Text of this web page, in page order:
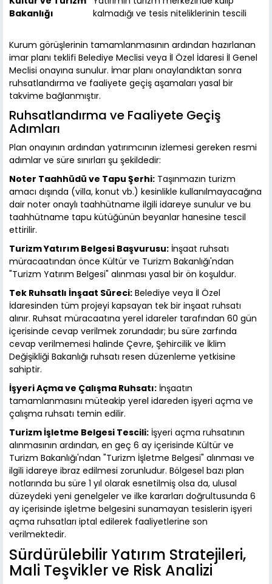
Bakanlığı
kalmadığı ve tesis niteliklerinin tescili
Kurum görüşlerinin tamamlanmasının ardından hazırlanan
imar planı teklifi Belediye Meclisi veya İl Özel İdaresi İl Genel
Meclisi onayına sunulur. İmar planı onaylandıktan sonra
ruhsatlandırma ve faaliyete geçiş aşamaları yasal bir
takvime bağlanmıştır.
Ruhsatlandırma ve Faaliyete Geçiş
Adımları
Plan onayının ardından yatırımcının izlemesi gereken resmi
adımlar ve süre sınırları şu şekildedir:
Noter Taahhüdü ve Tapu Şerhi: Taşınmazın turizm
amacı dışında (villa, konut vb.) kesinlikle kullanılmayacağına
dair noter onaylı taahhütname ilgili idareye sunulur ve bu
taahhütname tapu kütüğünün beyanlar hanesine tescil
ettirilir.
Turizm Yatırım Belgesi Başvurusu: İnşaat ruhsatı
müracaatından önce Kültür ve Turizm Bakanlığı'ndan
"Turizm Yatırım Belgesi" alınması yasal bir ön koşuldur.
Tek Ruhsatlı İnşaat Süreci: Belediye veya İl Özel
İdaresinden tüm projeyi kapsayan tek bir inşaat ruhsatı
alınır. Ruhsat müracaatına yerel idareler tarafından 60 gün
içerisinde cevap verilmek zorundadır; bu süre zarfında
cevap verilmemesi halinde Çevre, Şehircilik ve İklim
Değişikliği Bakanlığı ruhsatı resen düzenleme yetkisine
sahiptir.
İşyeri Açma ve Çalışma Ruhsatı: İnşaatın
tamamlanmasını müteakip yerel idareden işyeri açma ve
çalışma ruhsatı temin edilir.
Turizm İşletme Belgesi Tescili: İşyeri açma ruhsatının
alınmasının ardından, en geç 6 ay içerisinde Kültür ve
Turizm Bakanlığı'ndan "Turizm İşletme Belgesi" alınması ve
ilgili idareye ibraz edilmesi zorunludur. Bölgesel bazı plan
notlarında bu süre 1 yıl olarak esnetilmiş olsa da, ulusal
düzeydeki yeni genelgeler ve ilke kararları doğrultusunda 6
ay içerisinde işletme belgesini sunamayan tesislerin işyeri
açma ruhsatları iptal edilerek faaliyetlerine son
verilmektedir.
Sürdürülebilir Yatırım Stratejileri,
Mali Teşvikler ve Risk Analizi